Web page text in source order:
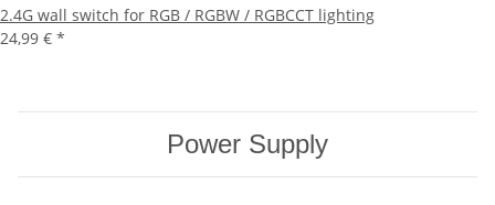
2.4G wall switch for RGB / RGBW / RGBCCT lighting
24,99 € *
Power Supply